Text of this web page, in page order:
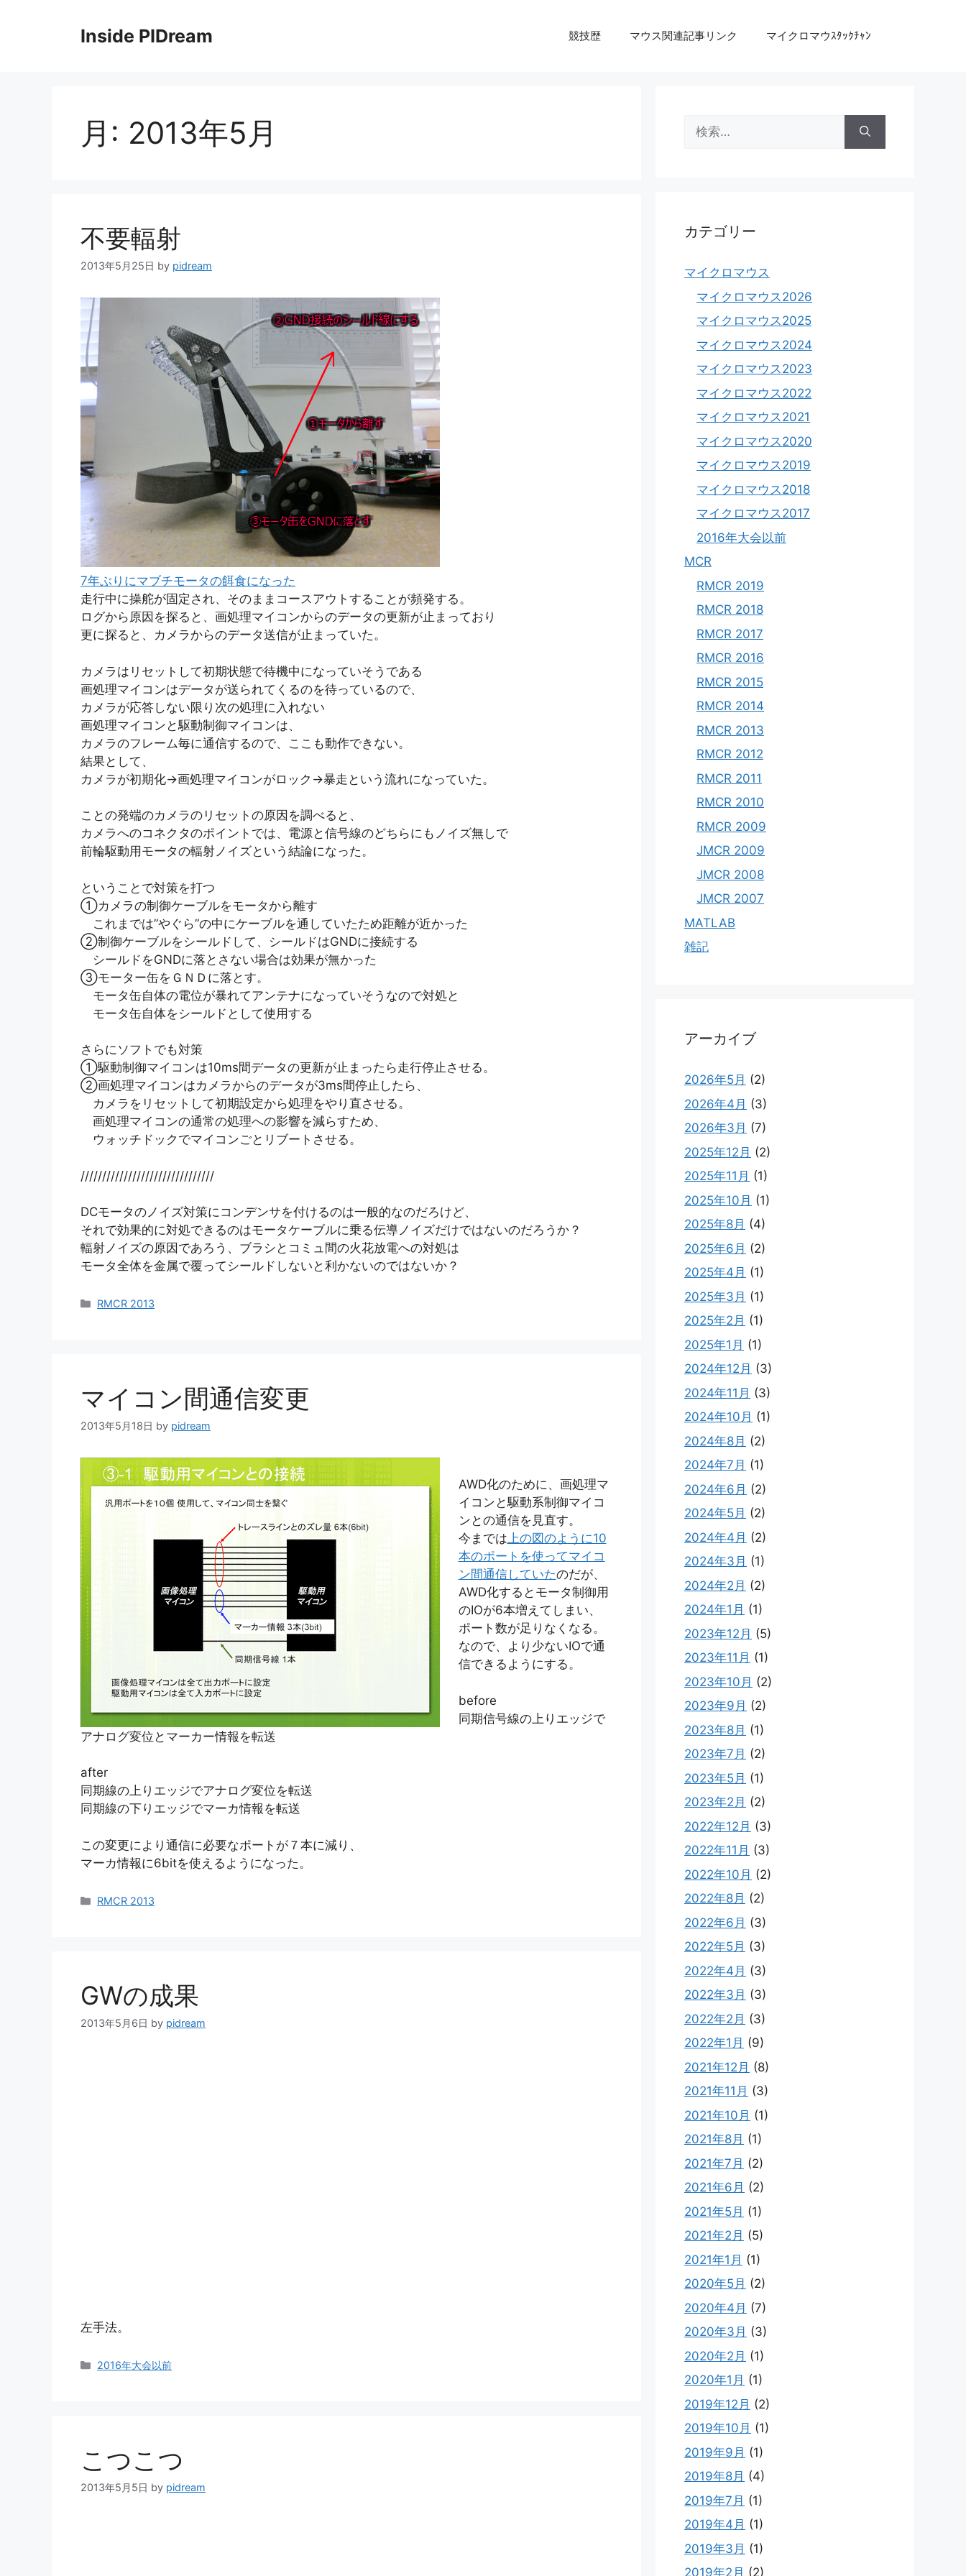
Inside PIDream 競技歴 マウス関連記事リンク マイクロマウｽﾀｯｸﾁｬﾝ
月: 2013年5月
不要輻射
2013年5月25日 by pidream
7年ぶりにマブチモータの餌食になった
走行中に操舵が固定され、そのままコースアウトすることが頻発する。
ログから原因を探ると、画処理マイコンからのデータの更新が止まっており
更に探ると、カメラからのデータ送信が止まっていた。
カメラはリセットして初期状態で待機中になっていそうである
画処理マイコンはデータが送られてくるのを待っているので、
カメラが応答しない限り次の処理に入れない
画処理マイコンと駆動制御マイコンは、
カメラのフレーム毎に通信するので、ここも動作できない。
結果として、
カメラが初期化→画処理マイコンがロック→暴走という流れになっていた。
ことの発端のカメラのリセットの原因を調べると、
カメラへのコネクタのポイントでは、電源と信号線のどちらにもノイズ無しで
前輪駆動用モータの輻射ノイズという結論になった。
ということで対策を打つ
①カメラの制御ケーブルをモータから離す
これまでは”やぐら”の中にケーブルを通していたため距離が近かった
②制御ケーブルをシールドして、シールドはGNDに接続する
シールドをGNDに落とさない場合は効果が無かった
③モーター缶をＧＮＤに落とす。
モータ缶自体の電位が暴れてアンテナになっていそうなので対処と
モータ缶自体をシールドとして使用する
さらにソフトでも対策
①駆動制御マイコンは10ms間データの更新が止まったら走行停止させる。
②画処理マイコンはカメラからのデータが3ms間停止したら、
カメラをリセットして初期設定から処理をやり直させる。
画処理マイコンの通常の処理への影響を減らすため、
ウォッチドックでマイコンごとリブートさせる。
///////////////////////////////
DCモータのノイズ対策にコンデンサを付けるのは一般的なのだろけど、
それで効果的に対処できるのはモータケーブルに乗る伝導ノイズだけではないのだろうか？
輻射ノイズの原因であろう、ブラシとコミュ間の火花放電への対処は
モータ全体を金属で覆ってシールドしないと利かないのではないか？
カ
RMCR 2013
マイコン間通信変更
2013年5月18日 by pidream
AWD化のために、画処理マ
イコンと駆動系制御マイコ
ンとの通信を見直す。
今までは上の図のように10
本のポートを使ってマイコ
ン間通信していたのだが、
AWD化するとモータ制御用
のIOが6本増えてしまい、
ポート数が足りなくなる。
なので、より少ないIOで通
信できるようにする。
before
同期信号線の上りエッジで
アナログ変位とマーカー情報を転送
after
同期線の上りエッジでアナログ変位を転送
同期線の下りエッジでマーカ情報を転送
この変更により通信に必要なポートが７本に減り、
マーカ情報に6bitを使えるようになった。
カ
RMCR 2013
GWの成果
2013年5月6日 by pidream
左手法。
カ
2016年大会以前
こつこつ
2013年5月5日 by pidream
索:
カテゴリー
マイクロマウス
マイクロマウス2026
マイクロマウス2025
マイクロマウス2024
マイクロマウス2023
マイクロマウス2022
マイクロマウス2021
マイクロマウス2020
マイクロマウス2019
マイクロマウス2018
マイクロマウス2017
2016年大会以前
MCR
RMCR 2019
RMCR 2018
RMCR 2017
RMCR 2016
RMCR 2015
RMCR 2014
RMCR 2013
RMCR 2012
RMCR 2011
RMCR 2010
RMCR 2009
JMCR 2009
JMCR 2008
JMCR 2007
MATLAB
雑記
アーカイブ
2026年5月 (2)
2026年4月 (3)
2026年3月 (7)
2025年12月 (2)
2025年11月 (1)
2025年10月 (1)
2025年8月 (4)
2025年6月 (2)
2025年4月 (1)
2025年3月 (1)
2025年2月 (1)
2025年1月 (1)
2024年12月 (3)
2024年11月 (3)
2024年10月 (1)
2024年8月 (2)
2024年7月 (1)
2024年6月 (2)
2024年5月 (2)
2024年4月 (2)
2024年3月 (1)
2024年2月 (2)
2024年1月 (1)
2023年12月 (5)
2023年11月 (1)
2023年10月 (2)
2023年9月 (2)
2023年8月 (1)
2023年7月 (2)
2023年5月 (1)
2023年2月 (2)
2022年12月 (3)
2022年11月 (3)
2022年10月 (2)
2022年8月 (2)
2022年6月 (3)
2022年5月 (3)
2022年4月 (3)
2022年3月 (3)
2022年2月 (3)
2022年1月 (9)
2021年12月 (8)
2021年11月 (3)
2021年10月 (1)
2021年8月 (1)
2021年7月 (2)
2021年6月 (2)
2021年5月 (1)
2021年2月 (5)
2021年1月 (1)
2020年5月 (2)
2020年4月 (7)
2020年3月 (3)
2020年2月 (1)
2020年1月 (1)
2019年12月 (2)
2019年10月 (1)
2019年9月 (1)
2019年8月 (4)
2019年7月 (1)
2019年4月 (1)
2019年3月 (1)
2019年2月 (2)